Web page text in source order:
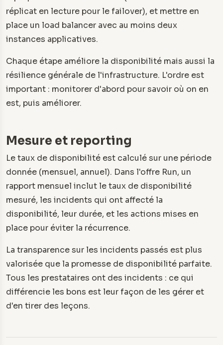
réplicat en lecture pour le failover), et mettre en
place un load balancer avec au moins deux
instances applicatives.
Chaque étape améliore la disponibilité mais aussi la
résilience générale de l'infrastructure. L'ordre est
important : monitorer d'abord pour savoir où on en
est, puis améliorer.
Mesure et reporting
Le taux de disponibilité est calculé sur une période
donnée (mensuel, annuel). Dans l'offre Run, un
rapport mensuel inclut le taux de disponibilité
mesuré, les incidents qui ont affecté la
disponibilité, leur durée, et les actions mises en
place pour éviter la récurrence.
La transparence sur les incidents passés est plus
valorisée que la promesse de disponibilité parfaite.
Tous les prestataires ont des incidents : ce qui
différencie les bons est leur façon de les gérer et
d'en tirer des leçons.